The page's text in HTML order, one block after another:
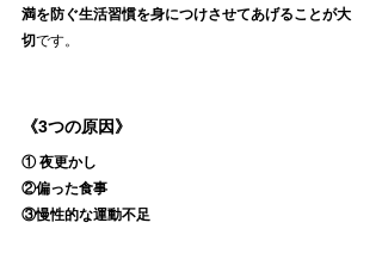
満を防ぐ生活習慣を身につけさせてあげることが大
切です。
《3つの原因》
① 夜更かし
②偏った食事
③慢性的な運動不足